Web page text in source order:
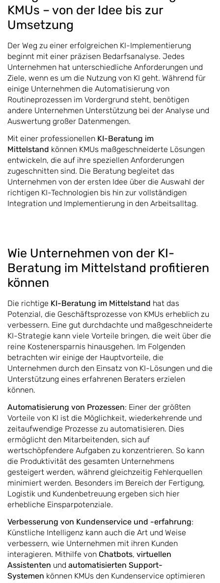
KMUs – von der Idee bis zur
Umsetzung
Der Weg zu einer erfolgreichen KI-Implementierung
beginnt mit einer präzisen Bedarfsanalyse. Jedes
Unternehmen hat unterschiedliche Anforderungen und
Ziele, wenn es um die Nutzung von KI geht. Während für
einige Unternehmen die Automatisierung von
Routineprozessen im Vordergrund steht, benötigen
andere Unternehmen Unterstützung bei der Analyse und
Auswertung großer Datenmengen.
Mit einer professionellen KI-Beratung im
Mittelstand können KMUs maßgeschneiderte Lösungen
entwickeln, die auf ihre speziellen Anforderungen
zugeschnitten sind. Die Beratung begleitet das
Unternehmen von der ersten Idee über die Auswahl der
richtigen KI-Technologien bis hin zur vollständigen
Integration und Implementierung in den Arbeitsalltag.
Wie Unternehmen von der KI-
Beratung im Mittelstand profitieren
können
Die richtige KI-Beratung im Mittelstand hat das
Potenzial, die Geschäftsprozesse von KMUs erheblich zu
verbessern. Eine gut durchdachte und maßgeschneiderte
KI-Strategie kann viele Vorteile bringen, die weit über die
reine Kostenersparnis hinausgehen. Im Folgenden
betrachten wir einige der Hauptvorteile, die
Unternehmen durch den Einsatz von KI-Lösungen und die
Unterstützung eines erfahrenen Beraters erzielen
können.
Automatisierung von Prozessen: Einer der größten
Vorteile von KI ist die Möglichkeit, wiederkehrende und
zeitaufwendige Prozesse zu automatisieren. Dies
ermöglicht den Mitarbeitenden, sich auf
wertschöpfendere Aufgaben zu konzentrieren. So kann
die Produktivität des gesamten Unternehmens
gesteigert werden, während gleichzeitig Fehlerquellen
minimiert werden. Besonders im Bereich der Fertigung,
Logistik und Kundenbetreuung ergeben sich hier
erhebliche Einsparpotenziale.
Verbesserung von Kundenservice und -erfahrung:
Künstliche Intelligenz kann auch die Art und Weise
verbessern, wie Unternehmen mit ihren Kunden
interagieren. Mithilfe von Chatbots, virtuellen
Assistenten und automatisierten Support-
Systemen können KMUs den Kundenservice optimieren